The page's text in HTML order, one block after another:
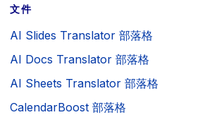
文件
AI Slides Translator 部落格
AI Docs Translator 部落格
AI Sheets Translator 部落格
CalendarBoost 部落格